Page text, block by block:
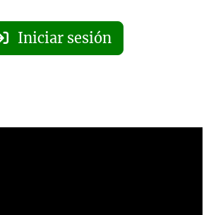
Iniciar sesión